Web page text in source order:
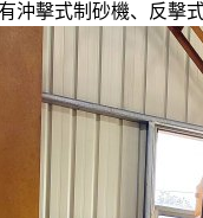
沖擊式制砂機、反擊